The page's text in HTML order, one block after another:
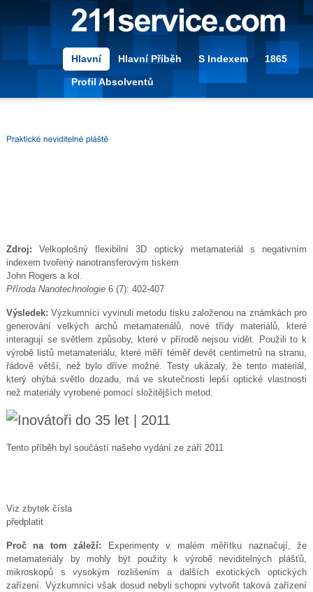
Hlavní Hlavní Příběh S Indexem 1865
Profil Absolventů
Zdroj: Velkoplošný flexibilní 3D optický metamateriál s negativním
indexem tvořený nanotransferovým tiskem
John Rogers a kol.
Příroda Nanotechnologie6 (7): 402-407
Výsledek: Výzkumníci vyvinuli metodu tisku založenou na známkách pro
generování velkých archů metamateriálů, nové třídy materiálů, které
interagují se světlem způsoby, které v přírodě nejsou vidět. Použili to k
výrobě listů metamateriálu, které měří téměř devět centimetrů na stranu,
řádově větší, než bylo dříve možné. Testy ukázaly, že tento materiál,
který ohýbá světlo dozadu, má ve skutečnosti lepší optické vlastnosti
než materiály vyrobené pomocí složitějších metod.
Tento příběh byl součástí našeho vydání ze září 2011
Viz zbytek čísla
předplatit
Proč na tom záleží: Experimenty v malém měřítku naznačují, že
metamateriály by mohly být použity k výrobě neviditelných plášťů,
mikroskopů s vysokým rozlišením a dalších exotických optických
zařízení. Výzkumníci však dosud nebyli schopni vytvořit taková zařízení